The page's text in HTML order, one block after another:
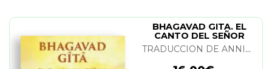
BHAGAVAD GITA. EL
CANTO DEL SEÑOR
TRADUCCION DE ANNIE BESANT